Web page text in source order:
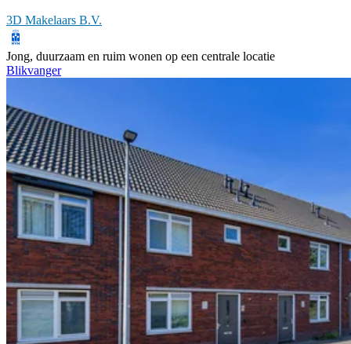
3D Makelaars B.V.
Jong, duurzaam en ruim wonen op een centrale locatie
Blikvanger